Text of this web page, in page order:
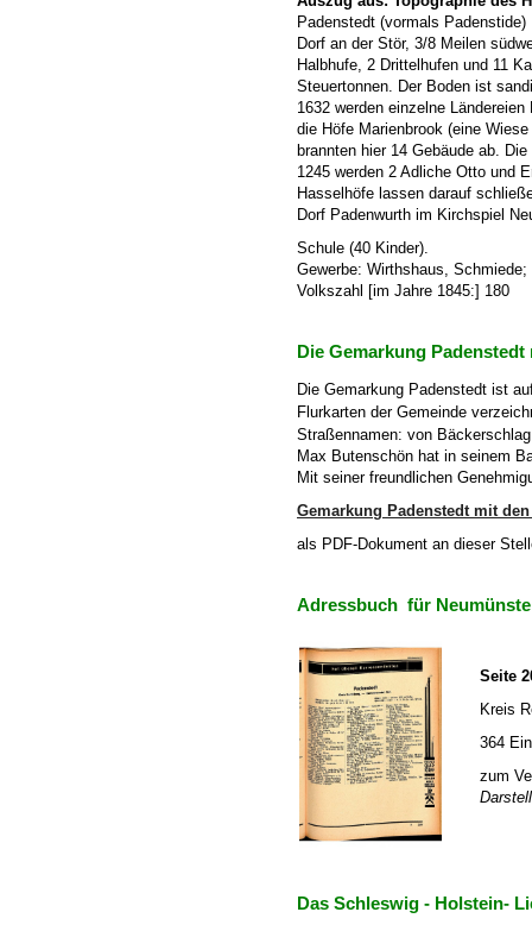
Padenstedt (vormals Padenstide)
Dorf an der Stör, 3/8 Meilen
Halbhufe, 2 Drittelhufen und 11
Steuertonnen. Der Boden ist
1632 werden einzelne
die Höfe Marienbrook (eine
brannten hier 14 Gebäude ab.
1245 werden 2 Adliche Otto und
Hasselhöfe lassen darauf
Dorf Padenwurth im Kirchspiel
Schule (40 Kinder).
Gewerbe: Wirthshaus,
Volkszahl [im Jahre 1845:] 180
Die Gemarkung
Die Gemarkung Padenstedt ist
Flurkarten der Gemeinde
Straßennamen: von
Max Butenschön hat in seinem
Mit seiner freundlichen
Gemarkung Padenstedt mit
als PDF-Dokument an dieser
Adressbuch für
Seite
Kreis
364
zum
Das Schleswig - Holstein-